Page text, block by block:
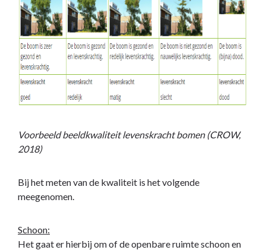
Voorbeeld beeldkwaliteit levenskracht bomen (CROW,
2018)
Bij het meten van de kwaliteit is het volgende
meegenomen.
Schoon:
Het gaat er hierbij om of de openbare ruimte schoon en